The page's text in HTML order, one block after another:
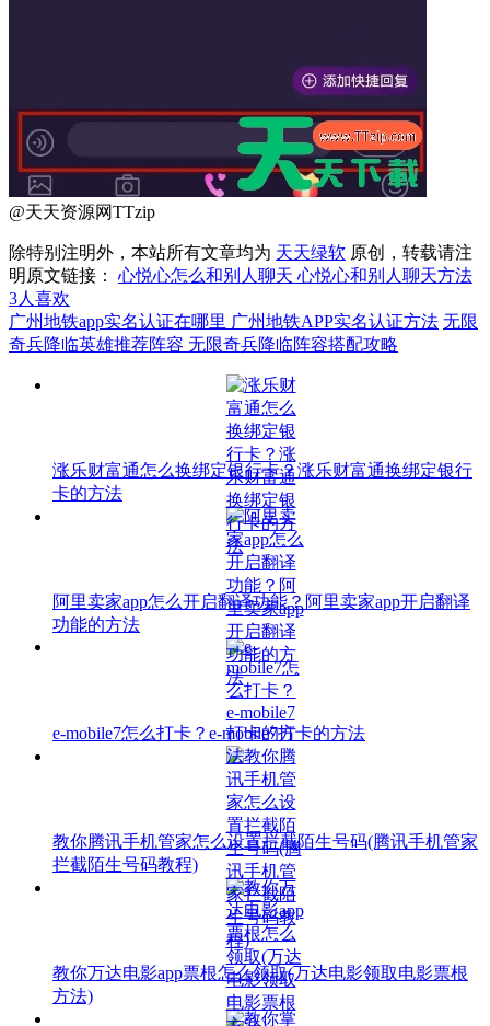
@天天资源网TTzip
除特别注明外，本站所有文章均为 天天绿软 原创，转载请注
明原文链接： 心悦心怎么和别人聊天 心悦心和别人聊天方法
3人喜欢
广州地铁app实名认证在哪里 广州地铁APP实名认证方法 无限
奇兵降临英雄推荐阵容 无限奇兵降临阵容搭配攻略
涨乐财富通怎么换绑定银行卡？涨乐财富通换绑定银行
卡的方法
阿里卖家app怎么开启翻译功能？阿里卖家app开启翻译
功能的方法
e-mobile7怎么打卡？e-mobile7打卡的方法
教你腾讯手机管家怎么设置拦截陌生号码(腾讯手机管家
拦截陌生号码教程)
教你万达电影app票根怎么领取(万达电影领取电影票根
方法)